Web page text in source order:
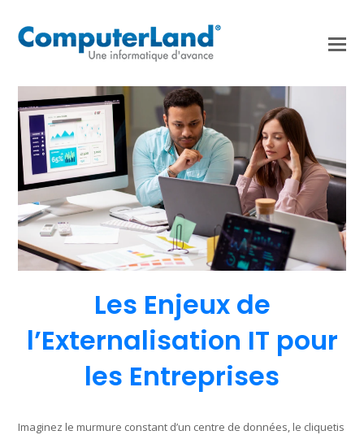
Les Enjeux de
l’Externalisation IT pour
les Entreprises
Imaginez le murmure constant d’un centre de données, le cliquetis